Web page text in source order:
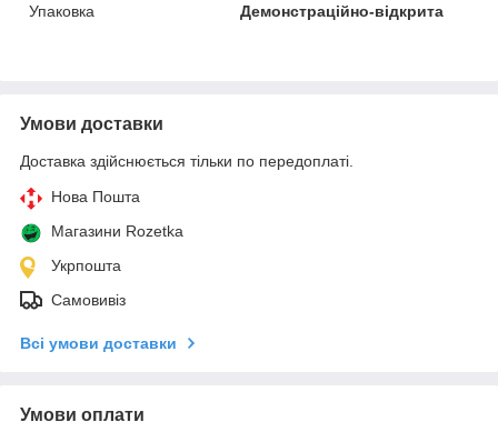
Упаковка
Демонстраційно-відкрита
Умови доставки
Доставка здійснюється тільки по передоплаті.
Нова Пошта
Магазини Rozetka
Укрпошта
Самовивіз
Всі умови доставки
Умови оплати